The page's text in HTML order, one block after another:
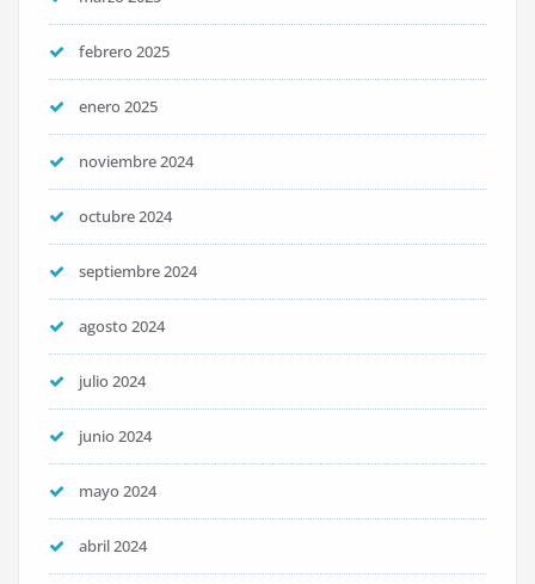
febrero 2025
enero 2025
noviembre 2024
octubre 2024
septiembre 2024
agosto 2024
julio 2024
junio 2024
mayo 2024
abril 2024